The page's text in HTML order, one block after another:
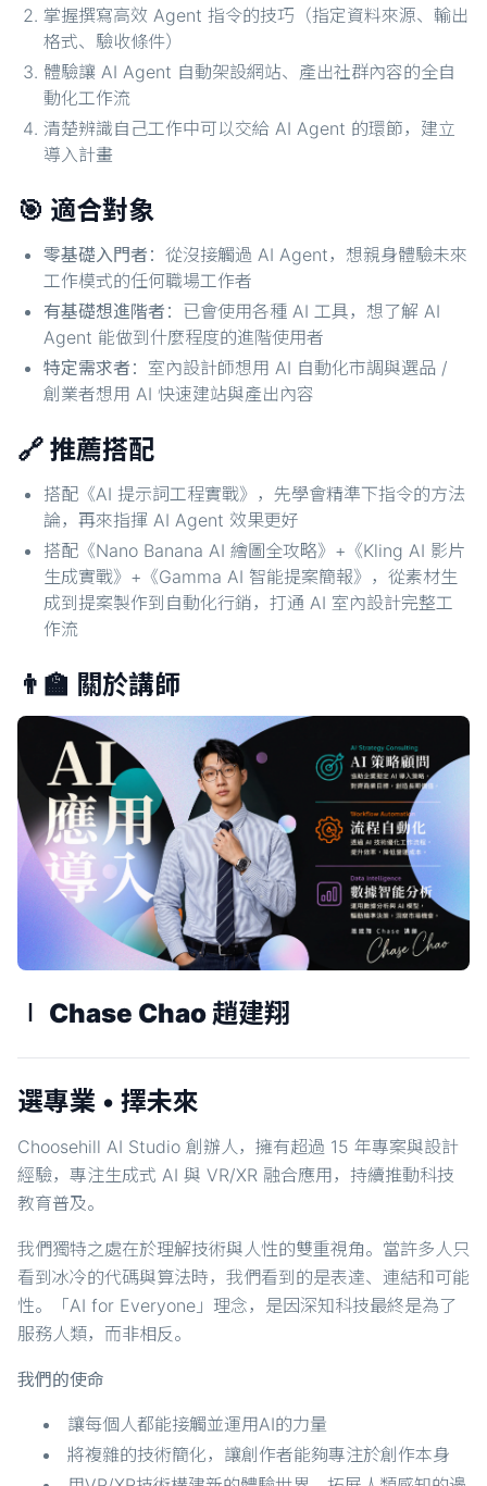
掌握撰寫高效 Agent 指令的技巧（指定資料來源、輸出
格式、驗收條件）
體驗讓 AI Agent 自動架設網站、產出社群內容的全自
動化工作流
清楚辨識自己工作中可以交給 AI Agent 的環節，建立
導入計畫
🎯 適合對象
零基礎入門者 ：從沒接觸過 AI Agent，想親身體驗未來
工作模式的任何職場工作者
有基礎想進階者 ：已會使用各種 AI 工具，想了解 AI
Agent 能做到什麼程度的進階使用者
特定需求者 ：室內設計師想用 AI 自動化市調與選品 /
創業者想用 AI 快速建站與產出內容
🔗 推薦搭配
搭配《AI 提示詞工程實戰》，先學會精準下指令的方法
論，再來指揮 AI Agent 效果更好
搭配《Nano Banana AI 繪圖全攻略》+《Kling AI 影片
生成實戰》+《Gamma AI 智能提案簡報》，從素材生
成到提案製作到自動化行銷，打通 AI 室內設計完整工
作流
👨‍🏫 關於講師
∣ Chase Chao 趙建翔
選專業 • 擇未來
Choosehill AI Studio 創辦人，擁有超過 15 年專案與設計
經驗，專注生成式 AI 與 VR/XR 融合應用，持續推動科技
教育普及。
我們獨特之處在於理解技術與人性的雙重視角。當許多人只
看到冰冷的代碼與算法時，我們看到的是表達、連結和可能
性。「AI for Everyone」理念，是因深知科技最終是為了
服務人類，而非相反。
我們的使命
讓每個人都能接觸並運用AI的力量
將複雜的技術簡化，讓創作者能夠專注於創作本身